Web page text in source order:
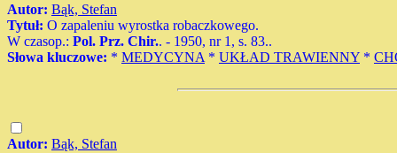
Autor: Bąk, Stefan
Tytuł: O zapaleniu wyrostka robaczkowego.
W czasop.: Pol. Prz. Chir.. - 1950, nr 1, s. 83..
Słowa kluczowe: * MEDYCYNA * UKŁAD TRAWIENNY *
Autor: Bąk, Stefan